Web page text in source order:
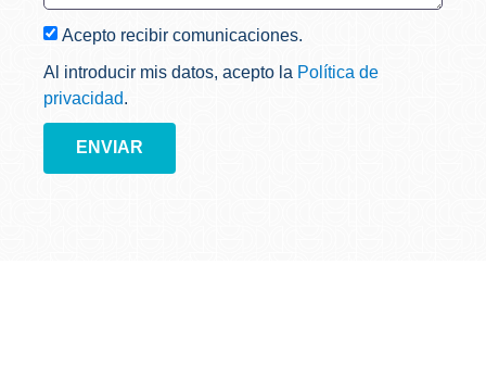
Acepto recibir comunicaciones.
Al introducir mis datos, acepto la Política de
privacidad.
ENVIAR